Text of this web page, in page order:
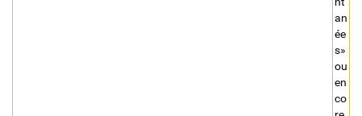
an
ée
s»
ou
en
co